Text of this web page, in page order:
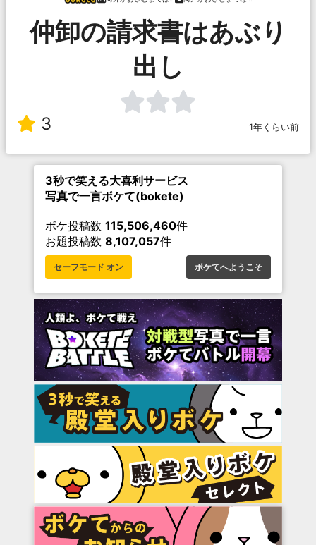
仲卸の請求書はあぶり
出し
3 1年くらい前
3秒で笑える大喜利サービス
写真で一言ボケて(bokete)
ボケ投稿数 115,506,460件
お題投稿数 8,107,057件
セーフモード オン ボケてへようこそ